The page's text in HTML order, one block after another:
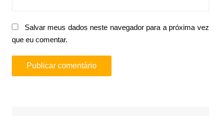
Salvar meus dados neste navegador para a próxima vez
que eu comentar.